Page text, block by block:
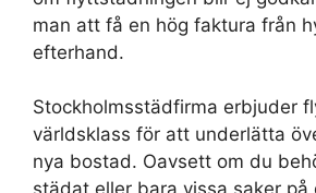
man att få en hög faktura från
efterhand.
Stockholmsstädfirma erbjuder
världsklass för att underlätta
nya bostad. Oavsett om du